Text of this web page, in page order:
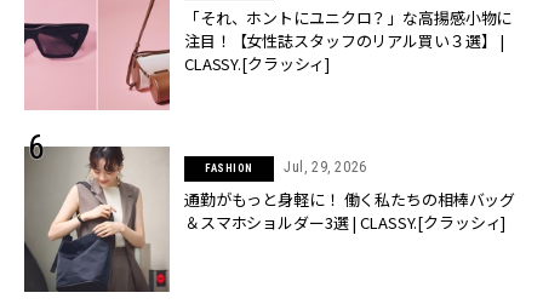
「それ、ホントにユニクロ？」な高揚感小物に
注目！【女性誌スタッフのリアル買い３選】 |
CLASSY.[クラッシィ]
FASHION Jul, 29, 2026
通勤がもっと身軽に！ 働く私たちの相棒バッグ
＆スマホショルダー3選 | CLASSY.[クラッシィ]